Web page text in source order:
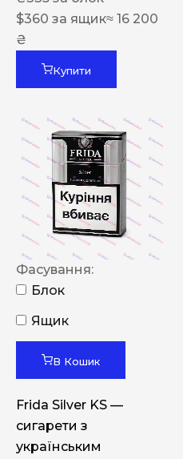
$360 за ящик≈ 16 200
₴
Купити
Фасування:
Блок
Ящик
В Кошик
Frida Silver KS —
сигарети з
українським